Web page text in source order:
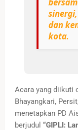
dan
kota.
Acara yang diikuti
Bhayangkari,
menetapkan PD
berjudul “GIPLI: